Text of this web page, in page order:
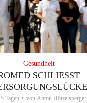
Gesundheit
SCHLIESST V
Tagen von Anton Hötzelsperger